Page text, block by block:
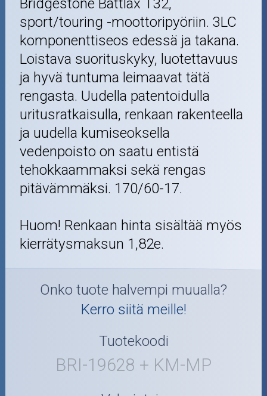
Bridgestone Battlax T32,
sport/touring -moottoripyöriin. 3LC
komponenttiseos edessä ja takana.
Loistava suorituskyky, luotettavuus
ja hyvä tuntuma leimaavat tätä
rengasta. Uudella patentoidulla
uritusratkaisulla, renkaan rakenteella
ja uudella kumiseoksella
vedenpoisto on saatu entistä
tehokkaammaksi sekä rengas
pitävämmäksi. 170/60-17.
Huom! Renkaan hinta sisältää myös
kierrätysmaksun 1,82e.
Onko tuote halvempi muualla?
Kerro siitä meille!
Tuotekoodi
BRI-19628 + KM-MP